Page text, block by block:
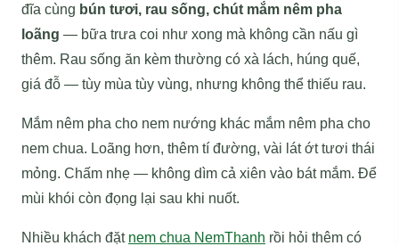
đĩa cùng bún tươi, rau sống, chút mắm nêm pha
loãng — bữa trưa coi như xong mà không cần nấu gì
thêm. Rau sống ăn kèm thường có xà lách, húng quế,
giá đỗ — tùy mùa tùy vùng, nhưng không thể thiếu rau.
Mắm nêm pha cho nem nướng khác mắm nêm pha cho
nem chua. Loãng hơn, thêm tí đường, vài lát ớt tươi thái
mỏng. Chấm nhẹ — không dìm cả xiên vào bát mắm. Để
mùi khói còn đọng lại sau khi nuốt.
Nhiều khách đặt nem chua NemThanh rồi hỏi thêm có